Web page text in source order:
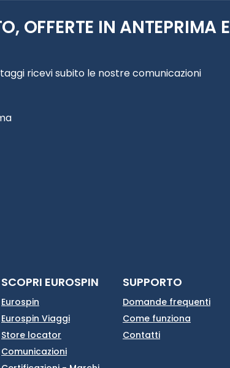
OFFERTE IN ANTEPRIMA E
ricevi subito le nostre comunicazioni
SCOPRI EUROSPIN
Eurospin
Eurospin Viaggi
Store locator
Comunicazioni
SUPPORTO
Domande frequenti
Come funziona
Contatti